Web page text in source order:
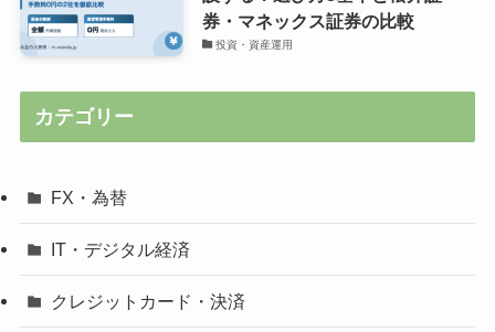
券・マネックス証券の比較
投資・資産運用
カテゴリー
FX・為替
IT・デジタル経済
クレジットカード・決済